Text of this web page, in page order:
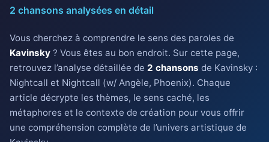
2 chansons analysées en détail
Vous cherchez à comprendre le sens des paroles de
Kavinsky ? Vous êtes au bon endroit. Sur cette page,
retrouvez l’analyse détaillée de 2 chansons de Kavinsky :
Nightcall et Nightcall (w/ Angèle, Phoenix). Chaque
article décrypte les thèmes, le sens caché, les
métaphores et le contexte de création pour vous offrir
une compréhension complète de l’univers artistique de